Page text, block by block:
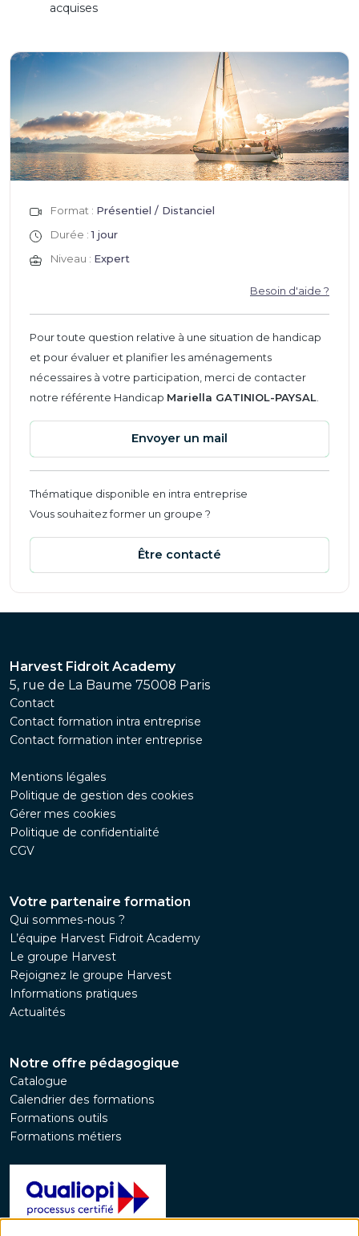
acquises
Format : Présentiel / Distanciel
Durée :1 jour
Niveau : Expert
Besoin d'aide ?
Pour toute question relative à une situation de handicap
et pour évaluer et planifier les aménagements
nécessaires à votre participation, merci de contacter
notre référente Handicap Mariella GATINIOL-PAYSAL
Envoyer un mail
Thématique disponible en intra entreprise
Vous souhaitez former un groupe ?
Être contacté
Harvest Fidroit Academy
5, rue de La Baume 75008 Paris
Contact
Contact formation intra entreprise
Contact formation inter entreprise
Mentions légales
Politique de gestion des cookies
Gérer mes cookies
Politique de confidentialité
CGV
Votre partenaire formation
Qui sommes-nous ?
L’équipe Harvest Fidroit Academy
Le groupe Harvest
Rejoignez le groupe Harvest
Informations pratiques
Actualités
Notre offre pédagogique
Catalogue
Calendrier des formations
Formations outils
Formations métiers